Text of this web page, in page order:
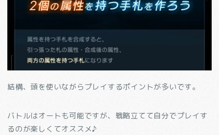
結構、頭を使いながらプレイするポイントが多いです。
バトルはオートも可能ですが、戦略立てて自分でプレイす
るのが楽しくてオススメ♪